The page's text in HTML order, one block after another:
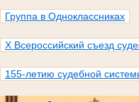
Группа в Одноклассниках
X Всероссийский съезд
155-летию судебной